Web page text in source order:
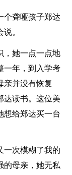
个聋哑孩子郑达
。
，她一点一点地
一年，到入学考
亲并没有恢复
达读书。这位美
想给郑达买一台
一次模糊了我的
的母亲，她无私